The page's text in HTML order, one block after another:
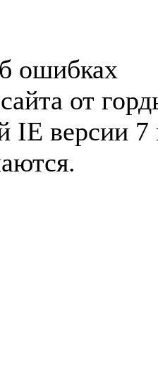
ошибках
от
IE версии